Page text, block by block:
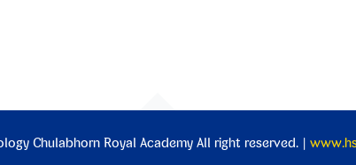
Chulabhorn Royal Academy All right reserved. |